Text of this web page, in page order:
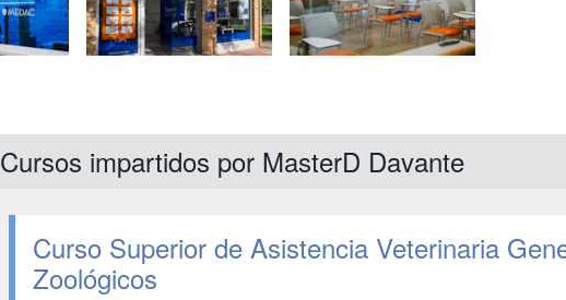
Cursos impartidos por MasterD Davante
Curso Superior de Asistencia Veterinaria
Zoológicos